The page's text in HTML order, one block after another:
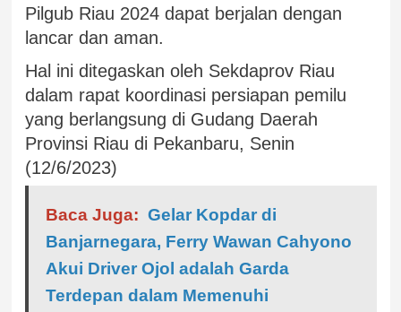
Pilgub Riau 2024 dapat berjalan dengan
lancar dan aman.
Hal ini ditegaskan oleh Sekdaprov Riau
dalam rapat koordinasi persiapan pemilu
yang berlangsung di Gudang Daerah
Provinsi Riau di Pekanbaru, Senin
(12/6/2023)
Baca Juga: Gelar Kopdar di
Banjarnegara, Ferry Wawan Cahyono
Akui Driver Ojol adalah Garda
Terdepan dalam Memenuhi